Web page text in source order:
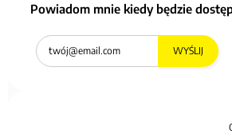
Powiadom mnie kiedy będzie
WYŚLIJ